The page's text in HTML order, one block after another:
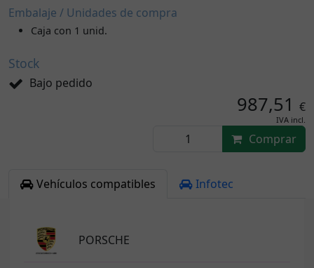
Embalaje / Unidades de compra
Caja con 1 unid.
Stock
Bajo pedido
987,51 €
IVA incl.
Comprar
Vehículos compatibles Infotec
PORSCHE